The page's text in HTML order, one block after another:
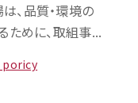
、品質・環境の
ために、取組事...